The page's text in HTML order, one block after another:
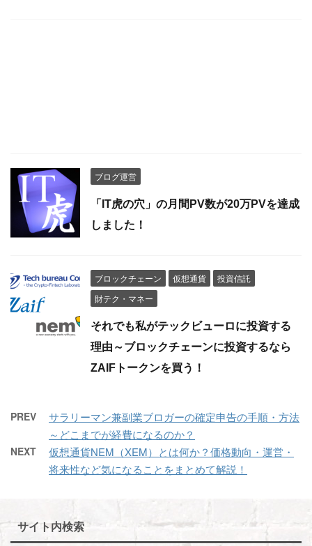
ブログ運営
「IT虎の穴」の月間PV数が20万PVを達成
しました！
ブロックチェーン 仮想通貨
投資信託
財テク・マネー
それでも私がテックビューロに投資する
理由～ブロックチェーンに投資するなら
ZAIFトークンを買う！
PREV
サラリーマン兼副業ブロガーの確定申告の手順・方法
～どこまでが経費になるのか？
NEXT
仮想通貨NEM（XEM）とは何か？価格動向・運営・
将来性など気になることをまとめて解説！
サイト内検索